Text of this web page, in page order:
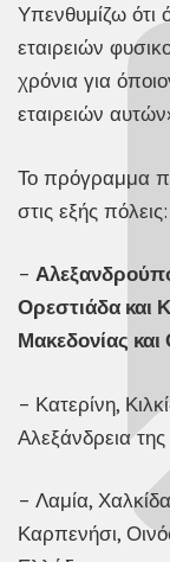
Υπενθυμίζω ότι
εταιρειών
χρόνια για
εταιρειών
Το πρόγραμμα
στις εξής πόλεις:
–
Ορεστιάδα και
Μακεδονίας
– Κατερίνη,
Αλεξάνδρεια
– Λαμία,
Καρπενήσι,